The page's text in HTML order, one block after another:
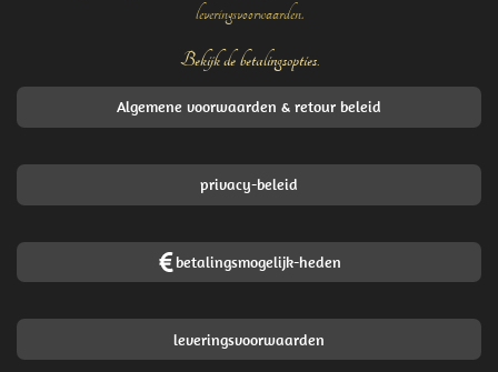
leveringsvoorwaarden.
Bekijk de betalingsopties.
Algemene voorwaarden & retour beleid
privacy-beleid
betalingsmogelijk-heden
leveringsvoorwaarden